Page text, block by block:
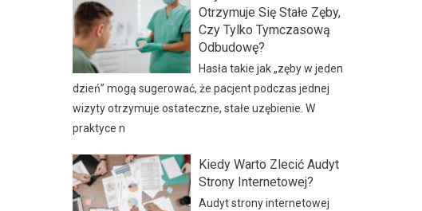
Otrzymuje Się Stałe Zęby,
Czy Tylko Tymczasową
Odbudowę?
Hasła takie jak „zęby w jeden
dzień” mogą sugerować, że pacjent podczas jednej
wizyty otrzymuje ostateczne, stałe uzębienie. W
praktyce n
Kiedy Warto Zlecić Audyt
Strony Internetowej?
Audyt strony internetowej